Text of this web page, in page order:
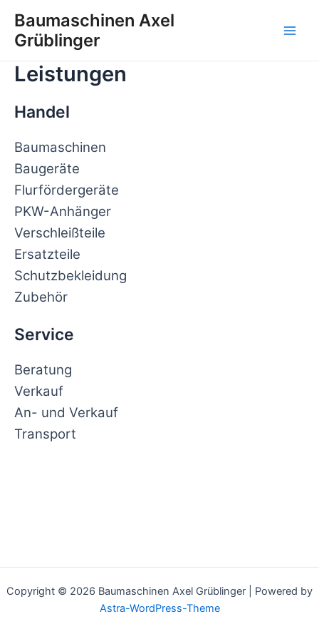
Inhalt
springen
Baumaschinen Axel
Grüblinger
Leistungen
Handel
Baumaschinen
Baugeräte
Flurfördergeräte
PKW-Anhänger
Verschleißteile
Ersatzteile
Schutzbekleidung
Zubehör
Service
Beratung
Verkauf
An- und Verkauf
Transport
Copyright © 2026 Baumaschinen Axel Grüblinger | Powered by
Astra-WordPress-Theme